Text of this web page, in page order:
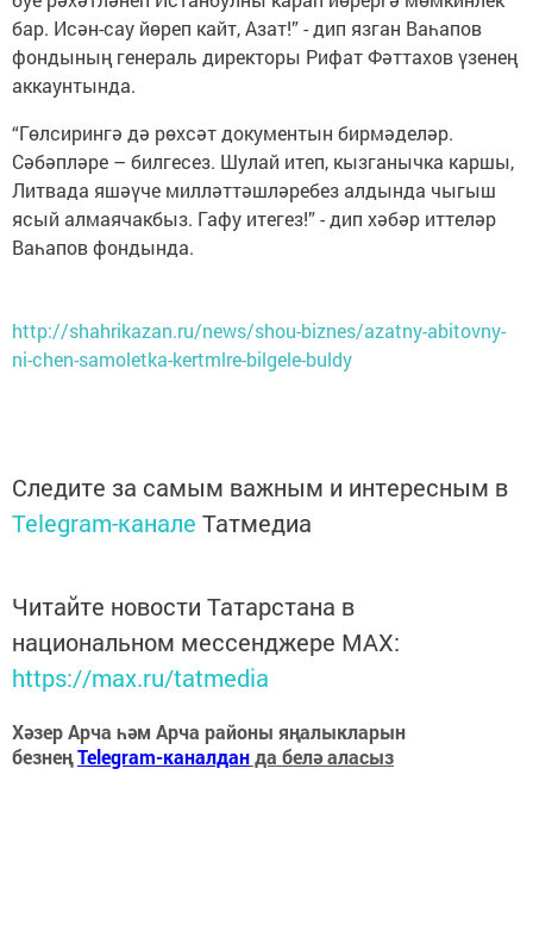
бар. Исән-сау йөреп кайт, Азат!” - дип язган Ваһапов
фондының генераль директоры Рифат Фәттахов үзенең
аккаунтында.
“Гөлсирингә дә рөхсәт документын бирмәделәр.
Сәбәпләре – билгесез. Шулай итеп, кызганычка каршы,
Литвада яшәүче милләттәшләребез алдында чыгыш
ясый алмаячакбыз. Гафу итегез!” - дип хәбәр иттеләр
Ваһапов фондында.
http://shahrikazan.ru/news/shou-biznes/azatny-abitovny-
ni-chen-samoletka-kertmlre-bilgele-buldy
Следите за самым важным и интересным в
Telegram-канале Татмедиа
Читайте новости Татарстана в
национальном мессенджере MАХ:
https://max.ru/tatmedia
Хәзер Арча һәм Арча районы яңалыкларын
безнеңTelegram-каналданда белә аласыз